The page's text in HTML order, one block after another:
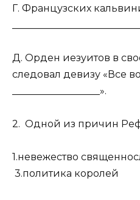
Г. Французских
Д. Орден иезуитов в
следовал девизу «Все
__________________».
2. Одной из причин
1.невежество
3.политика королей